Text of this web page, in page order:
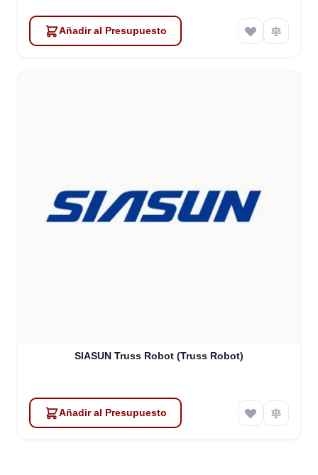
Añadir al Presupuesto
SIASUN Truss Robot (Truss Robot)
Añadir al Presupuesto